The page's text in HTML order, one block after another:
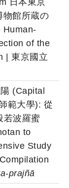
日本東京
物館所蔵の
Human-
of the
| 東京國立
(Capital
範大學): 從
若波羅蜜
to
Study
prajñā